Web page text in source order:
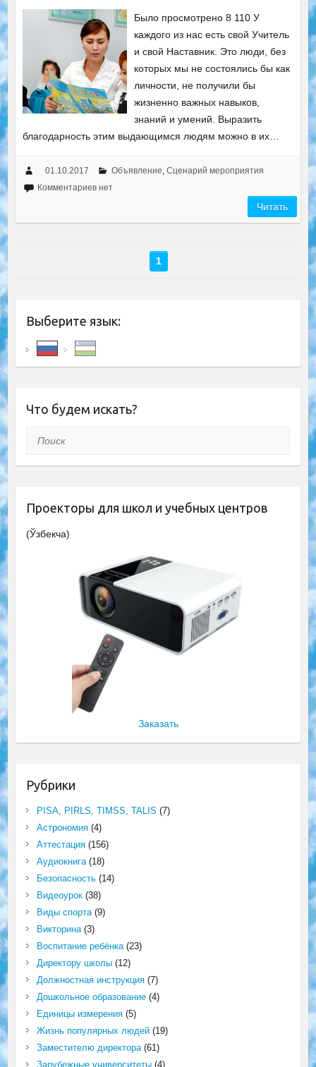
Было просмотрено 8 110 У
каждого из нас есть свой Учитель
и свой Наставник. Это люди, без
которых мы не состоялись бы как
личности, не получили бы
жизненно важных навыков,
знаний и умений. Выразить
благодарность этим выдающимся людям можно в их…
01.10.2017 Объявление, Сценарий мероприятия
Комментариев нет
Читать
1
Выберите язык:
Что будем искать?
Поиск
Проекторы для школ и учебных центров
(Ўзбекча)
Заказать
Рубрики
PISA, PIRLS, TIMSS, TALIS (7)
Астрономия(4)
Аттестация(156)
Аудиокнига(18)
Безопасность(14)
Видеоурок(38)
Виды спорта(9)
Викторина(3)
Воспитание ребёнка(23)
Директору школы(12)
Должностная инструкция(7)
Дошкольное образование(4)
Единицы измерения(5)
Жизнь популярных людей(19)
Заместителю директора(61)
Зарубежные университеты(4)